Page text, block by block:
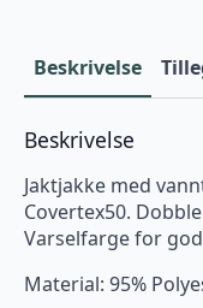
Beskrivelse
Beskrivelse
Jaktjakke med
Covertex50.
Varselfarge for
Material: 95%